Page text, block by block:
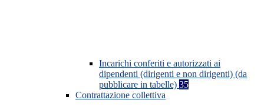
Incarichi conferiti e autorizzati ai
dipendenti (dirigenti e non dirigenti) (da
pubblicare in tabelle) 35
Contrattazione collettiva